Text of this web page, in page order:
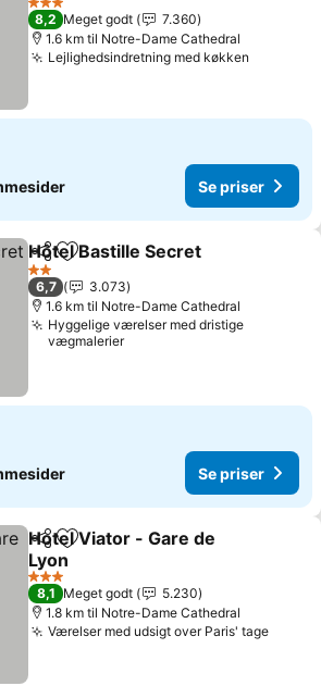
3 Stjerner
8,2 Meget godt
7.360
1.6 km til Notre-Dame Cathedral
Lejlighedsindretning med køkken
Se priser
Del Føj til favoritter
Hôtel Bastille Secret
2 Stjerner
6,7
3.073
1.6 km til Notre-Dame Cathedral
Hyggelige værelser med dristige
vægmalerier
Se priser
Del Føj til favoritter
Hotel Viator - Gare de
Lyon
3 Stjerner
8,1 Meget godt
5.230
1.8 km til Notre-Dame Cathedral
Værelser med udsigt over Paris' tage